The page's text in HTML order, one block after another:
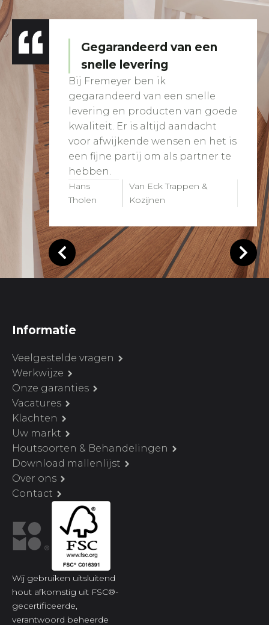
Gegarandeerd van een
snelle levering
Bij Fremeyer ben ik
gegarandeerd van een snelle
levering en producten van goede
kwaliteit. Er is altijd aandacht
voor afwijkende wensen en het is
een fijne partij om als partner te
hebben.
Hans
Tholen
Van Eck Trappen &
Kozijnen
Informatie
Veelgestelde vragen
Werkwijze
Onze garanties
Vacatures
Klachten
Uw markt
Houtsoorten & Behandelingen
Download mallenlijst
Over ons
Contact
Wij gebruiken uitsluitend
hout afkomstig uit FSC®-
gecertificeerde,
verantwoord beheerde